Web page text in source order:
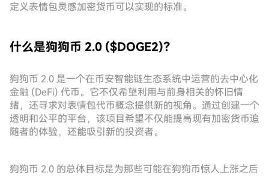
定义表情包灵感加密货币可以实现的标准。
什么是狗狗币 2.0 ($DOGE2)？
狗狗币 2.0 是一个在币安智能链生态系统中运营的去中心化
金融 (DeFi) 代币。它不仅希望利用与前身相关的怀旧情
绪，还寻求对表情包代币概念提供新的视角。通过创建一个
透明和公平的平台，该项目希望不仅能提高现有加密货币追
随者的体验，还能吸引新的投资者。
狗狗币 2.0 的总体目标是为那些可能在狗狗币惊人上涨之后